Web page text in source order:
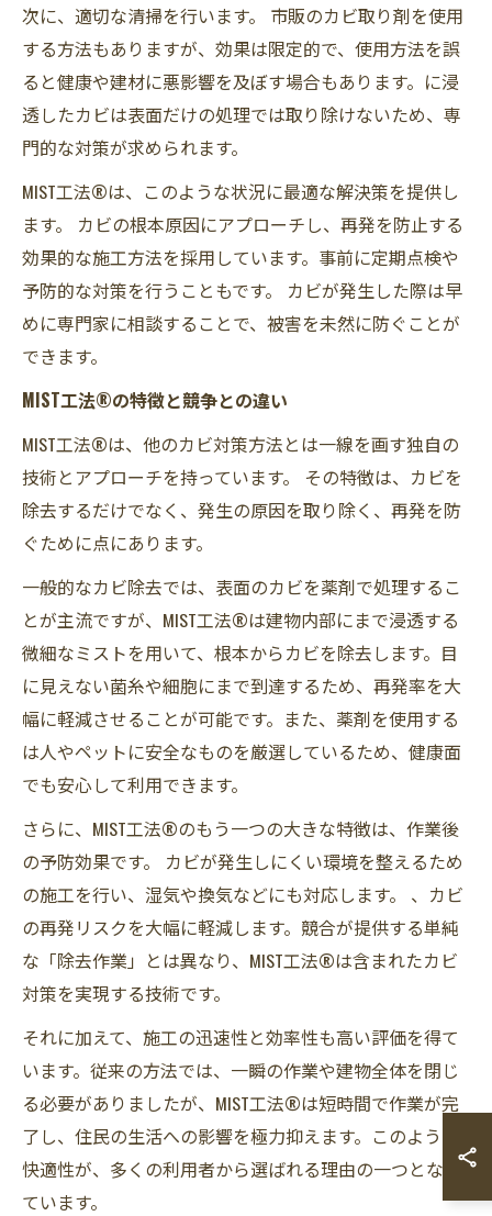
次に、適切な清掃を行います。 市販のカビ取り剤を使用
する方法もありますが、効果は限定的で、使用方法を誤
ると健康や建材に悪影響を及ぼす場合もあります。に浸
透したカビは表面だけの処理では取り除けないため、専
門的な対策が求められます。
MIST工法®は、このような状況に最適な解決策を提供し
ます。 カビの根本原因にアプローチし、再発を防止する
効果的な施工方法を採用しています。事前に定期点検や
予防的な対策を行うこともです。 カビが発生した際は早
めに専門家に相談することで、被害を未然に防ぐことが
できます。
MIST工法®の特徴と競争との違い
MIST工法®は、他のカビ対策方法とは一線を画す独自の
技術とアプローチを持っています。 その特徴は、カビを
除去するだけでなく、発生の原因を取り除く、再発を防
ぐために点にあります。
一般的なカビ除去では、表面のカビを薬剤で処理するこ
とが主流ですが、MIST工法®は建物内部にまで浸透する
微細なミストを用いて、根本からカビを除去します。目
に見えない菌糸や細胞にまで到達するため、再発率を大
幅に軽減させることが可能です。また、薬剤を使用する
は人やペットに安全なものを厳選しているため、健康面
でも安心して利用できます。
さらに、MIST工法®のもう一つの大きな特徴は、作業後
の予防効果です。 カビが発生しにくい環境を整えるため
の施工を行い、湿気や換気などにも対応します。 、カビ
の再発リスクを大幅に軽減します。競合が提供する単純
な「除去作業」とは異なり、MIST工法®は含まれたカビ
対策を実現する技術です。
それに加えて、施工の迅速性と効率性も高い評価を得て
います。従来の方法では、一瞬の作業や建物全体を閉じ
る必要がありましたが、MIST工法®は短時間で作業が完
了し、住民の生活への影響を極力抑えます。このような
快適性が、多くの利用者から選ばれる理由の一つとなっ
ています。